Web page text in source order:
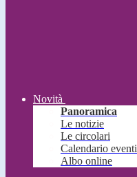
Novità
Panoramica
Le notizie
Le circolari
Calendario eventi
Albo online